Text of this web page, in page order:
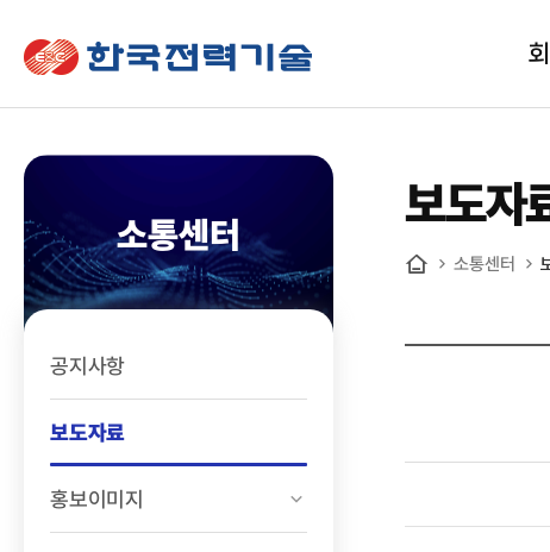
한국전력기술
소통센터
공지사항
보도자료
홍보이미지
보도자
소통센터